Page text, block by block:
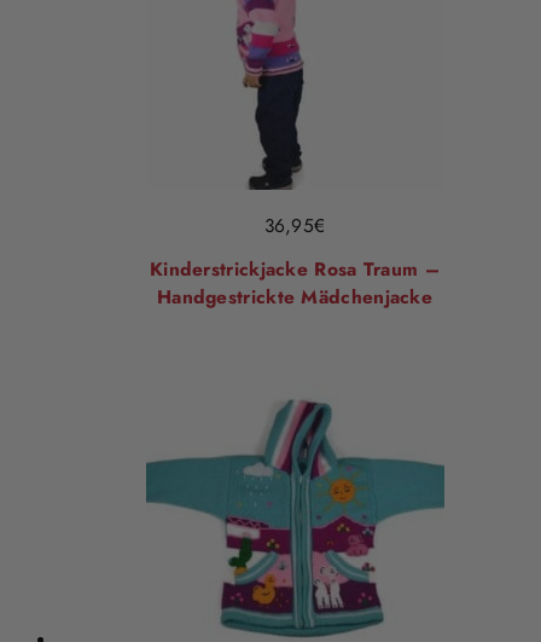
36,95€
Kinderstrickjacke Rosa Traum –
Handgestrickte Mädchenjacke